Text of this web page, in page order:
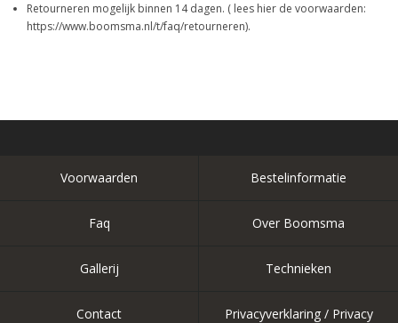
Retourneren mogelijk binnen 14 dagen. ( lees hier de voorwaarden:
https://www.boomsma.nl/t/faq/retourneren).
Voorwaarden Bestelinformatie
Faq Over Boomsma
Gallerij Technieken
Contact Privacyverklaring / Privacy